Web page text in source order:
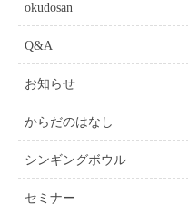
okudosan
Q&A
お知らせ
からだのはなし
シンギングボウル
セミナー